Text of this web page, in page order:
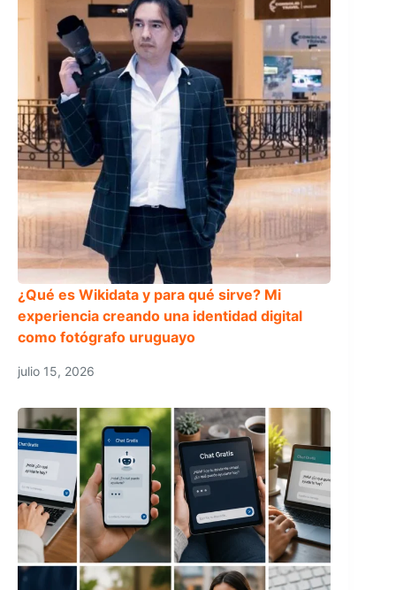
¿Qué es Wikidata y para qué sirve? Mi
experiencia creando una identidad digital
como fotógrafo uruguayo
julio 15, 2026